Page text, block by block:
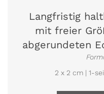
Langfristig
mit freier
abgerundeten
2 x 2 cm | 1-